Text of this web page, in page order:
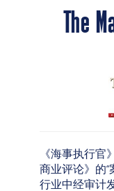
The
《海事执行官
商业评论》的
行业中经审计